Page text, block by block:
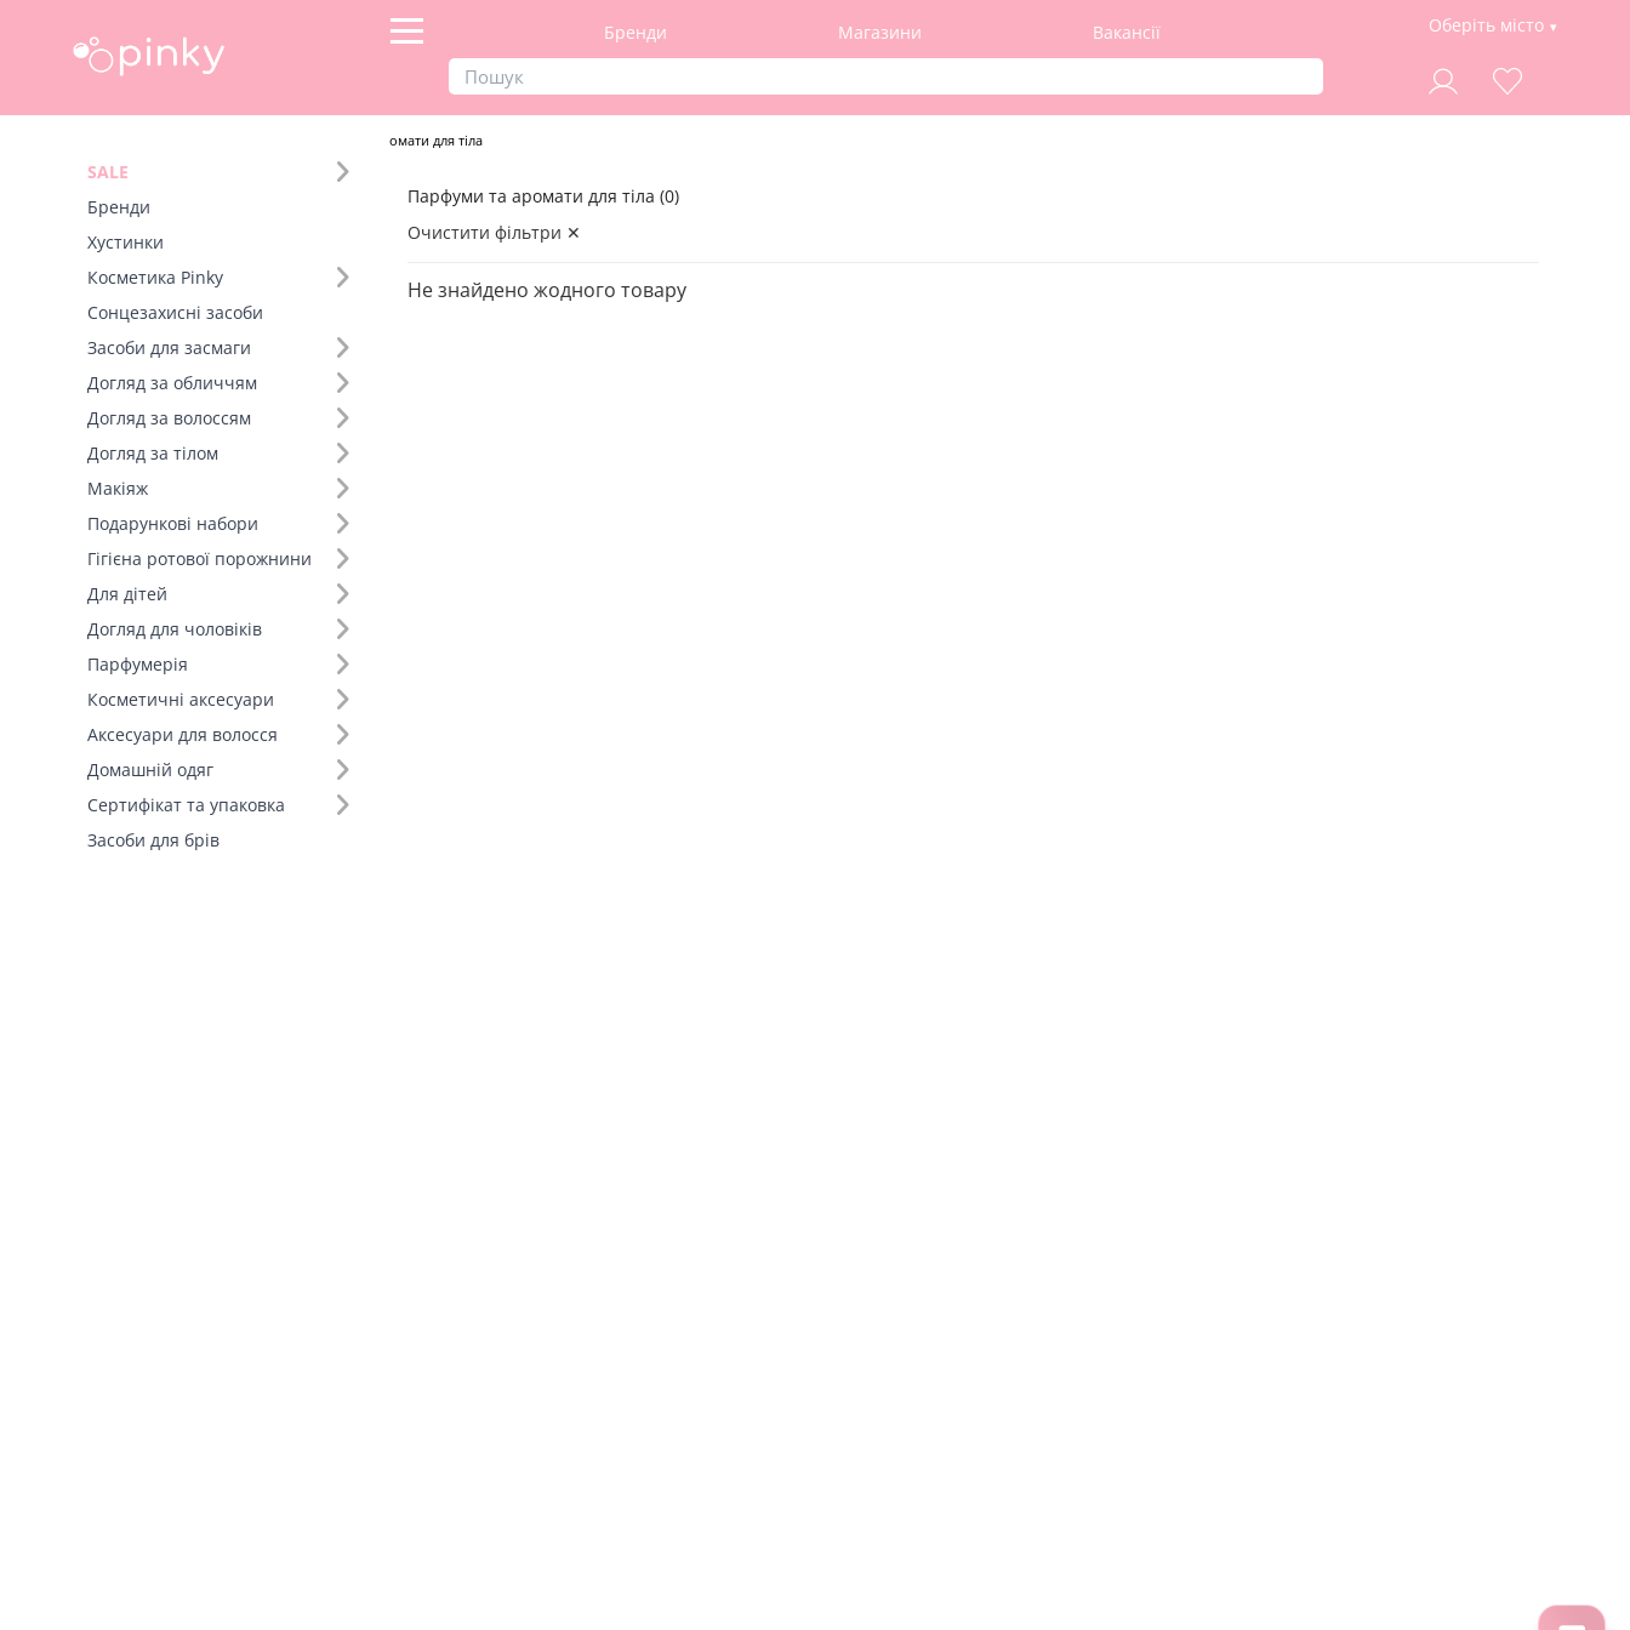
Бренди Магазини Вакансії Оберіть місто
SALE
Бренди
Хустинки
Косметика Pinky
Сонцезахисні засоби
Засоби для засмаги
Догляд за обличчям
Догляд за волоссям
Догляд за тілом
Макіяж
Подарункові набори
Гігієна ротової порожнини
Для дітей
Догляд для чоловіків
Парфумерія
Косметичні аксесуари
Аксесуари для волосся
Домашній одяг
Сертифікат та упаковка
Засоби для брів
Парфуми та аромати для тіла
Фільтр
Парфуми та аромати для тіла (0)
Очистити фільтри ✕
Не знайдено жодного товару